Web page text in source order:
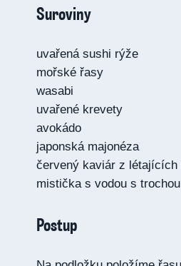
Suroviny
uvařená sushi rýže
mořské řasy
wasabi
uvařené krevety
avokádo
japonská majonéza
červený kaviár z létajících
mistička s vodou s
Postup